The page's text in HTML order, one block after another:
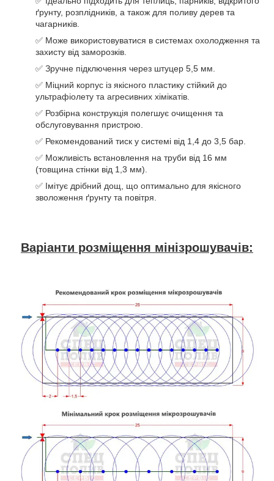
ґрунту, розплідників, а також для поливу дерев та
чагарників.
✅ Може використовуватися в системах охолодження та
захисту від заморозків.
✅ Зручне підключення через штуцер 5,5 мм.
✅ Міцний корпус із якісного пластику стійкий до
ультрафіолету та агресивних хімікатів.
✅ Розбірна конструкція полегшує очищення та
обслуговування пристрою.
✅ Рекомендований тиск у системі від 1,4 до 3,5 бар.
✅ Можливість встановлення на труби від 16 мм
(товщина стінки від 1,3 мм).
✅ Імітує дрібний дощ, що оптимально для якісного
зволоження ґрунту та повітря.
Варіанти розміщення мінізрошувачів: